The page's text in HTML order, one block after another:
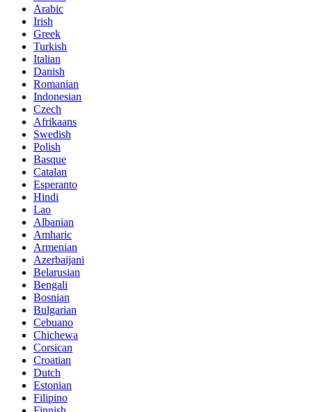
Arabic
Irish
Greek
Turkish
Italian
Danish
Romanian
Indonesian
Czech
Afrikaans
Swedish
Polish
Basque
Catalan
Esperanto
Hindi
Lao
Albanian
Amharic
Armenian
Azerbaijani
Belarusian
Bengali
Bosnian
Bulgarian
Cebuano
Chichewa
Corsican
Croatian
Dutch
Estonian
Filipino